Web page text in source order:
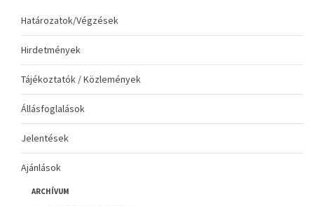
Határozatok/Végzések
Hirdetmények
Tájékoztatók / Közlemények
Állásfoglalások
Jelentések
Ajánlások
ARCHÍVUM